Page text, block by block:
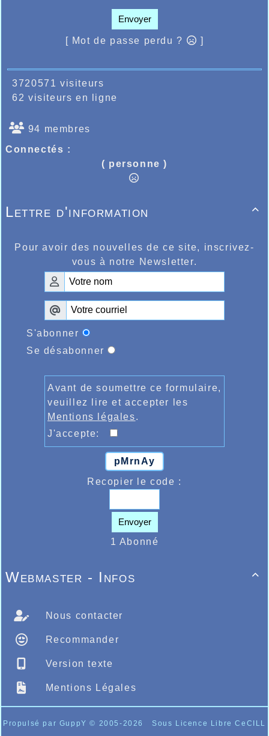
Envoyer
[ Mot de passe perdu ? ]
3720571 visiteurs
62 visiteurs en ligne
94 membres
Connectés :
( personne )

Lettre d'information
Pour avoir des nouvelles de ce site, inscrivez-
vous à notre Newsletter.
S'abonner
Se désabonner
Avant de soumettre ce formulaire,
veuillez lire et accepter les
Mentions légales.
J'accepte:
pMrnAy
Recopier le code :
Envoyer
1 Abonné

Webmaster - Infos
Nous contacter
Recommander
Version texte
Mentions Légales
Propulsé par GuppY© 2005-2026 Sous Licence Libre CeCILL